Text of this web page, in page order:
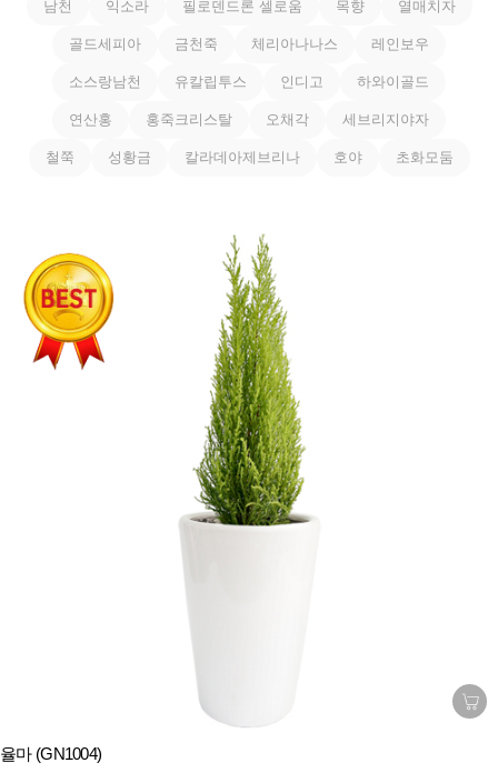
남천 익소라 필로덴드론 셀로움 목향 열매치자
골드세피아 금천죽 체리아나나스 레인보우
소스랑남천 유칼립투스 인디고 하와이골드
연산홍 홍죽크리스탈 오채각 세브리지야자
철쭉 성황금 칼라데아제브리나 호야 초화모둠
율마 (GN1004)